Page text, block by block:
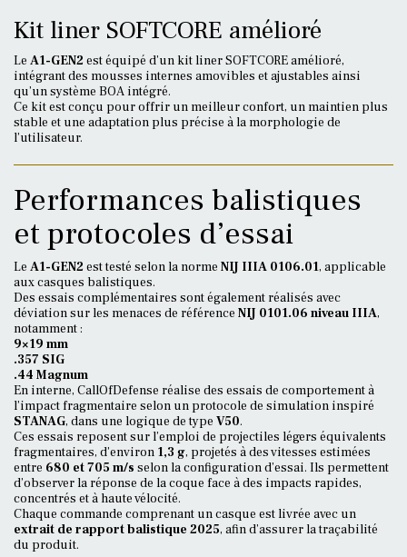
Kit liner SOFTCORE amélioré
Le A1-GEN2 est équipé d’un kit liner SOFTCORE amélioré,
intégrant des mousses internes amovibles et ajustables ainsi
qu’un système BOA intégré.
Ce kit est conçu pour offrir un meilleur confort, un maintien plus
stable et une adaptation plus précise à la morphologie de
l’utilisateur.
Performances balistiques
et protocoles d’essai
Le A1-GEN2 est testé selon la norme NIJ IIIA 0106.01, applicable
aux casques balistiques.
Des essais complémentaires sont également réalisés avec
déviation sur les menaces de référence NIJ 0101.06 niveau IIIA,
notamment :
9×19 mm
.357 SIG
.44 Magnum
En interne, CallOfDefense réalise des essais de comportement à
l’impact fragmentaire selon un protocole de simulation inspiré
STANAG, dans une logique de type V50.
Ces essais reposent sur l’emploi de projectiles légers équivalents
fragmentaires, d’environ 1,3 g, projetés à des vitesses estimées
entre 680 et 705 m/s selon la configuration d’essai. Ils permettent
d’observer la réponse de la coque face à des impacts rapides,
concentrés et à haute vélocité.
Chaque commande comprenant un casque est livrée avec un
extrait de rapport balistique 2025, afin d’assurer la traçabilité
du produit.